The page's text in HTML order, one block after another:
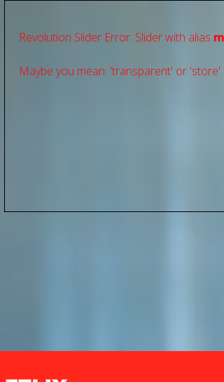
Revolution Slider Error: Slider with alias
Maybe you mean: 'transparent' or